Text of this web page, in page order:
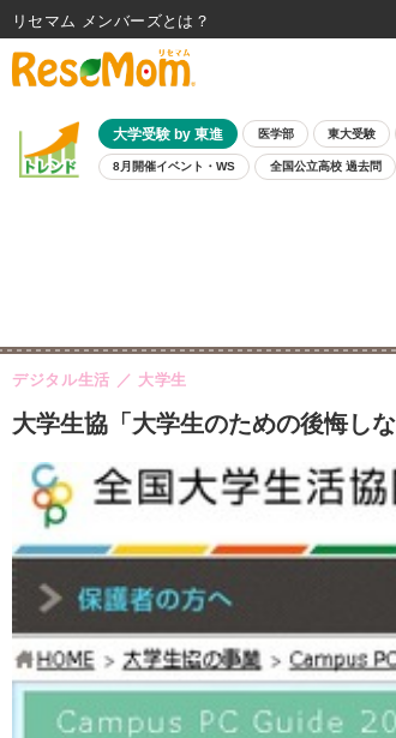
大学受験 by 東進 医学部 東大受験
8月開催イベント・WS 全国公立高校 過去問
大学生協「大学生のための後悔し
デジタル生活 大学生
リセマム メンバーズ